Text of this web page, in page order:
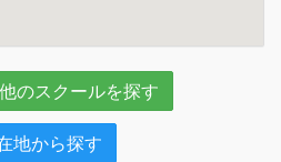
のスクールを探す
地から探す